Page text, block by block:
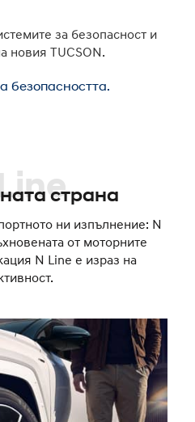
за безопасност и
новия TUCSON.
безопасността.
страна
ни изпълнение: N
от моторните
N Line е израз на